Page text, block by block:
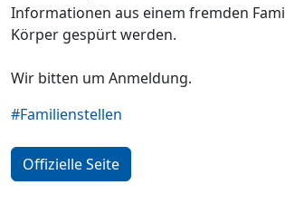
Informationen aus einem fremden
Körper gespürt werden.
Wir bitten um Anmeldung.
#Familienstellen
Offizielle Seite